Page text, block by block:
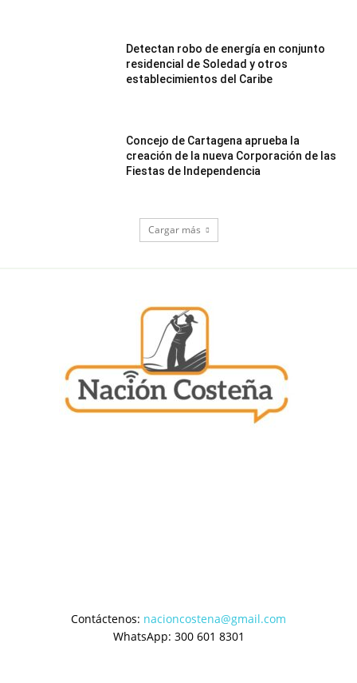
Detectan robo de energía en conjunto
residencial de Soledad y otros
establecimientos del Caribe
Concejo de Cartagena aprueba la
creación de la nueva Corporación de las
Fiestas de Independencia
Cargar más
Contáctenos: nacioncostena@gmail.com
WhatsApp: 300 601 8301